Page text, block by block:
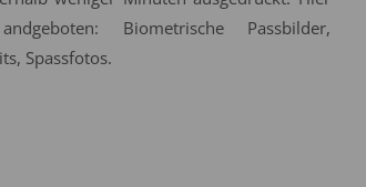
Biometrische Passbilder,
Spassfotos.